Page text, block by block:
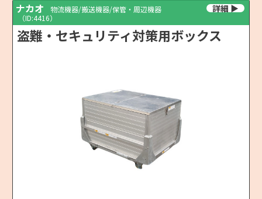
ナカオ
物流機器/搬送機器/保管・周辺機器
（ID:4416）
盗難・セキュリティ対策用ボックス